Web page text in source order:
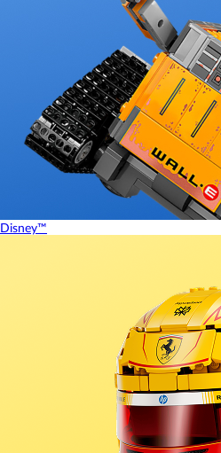
Disney™